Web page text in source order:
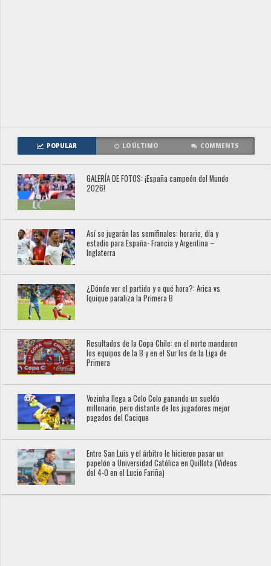
POPULAR LO ÚLTIMO COMMENTS
GALERÍA DE FOTOS: ¡España campeón del Mundo
2026!
Así se jugarán las semifinales: horario, día y
estadio para España- Francia y Argentina –
Inglaterra
¿Dónde ver el partido y a qué hora?: Arica vs
Iquique paraliza la Primera B
Resultados de la Copa Chile: en el norte mandaron
los equipos de la B y en el Sur los de la Liga de
Primera
Vozinha llega a Colo Colo ganando un sueldo
millonario, pero distante de los jugadores mejor
pagados del Cacique
Entre San Luis y el árbitro le hicieron pasar un
papelón a Universidad Católica en Quillota (Videos
del 4-0 en el Lucio Fariña)